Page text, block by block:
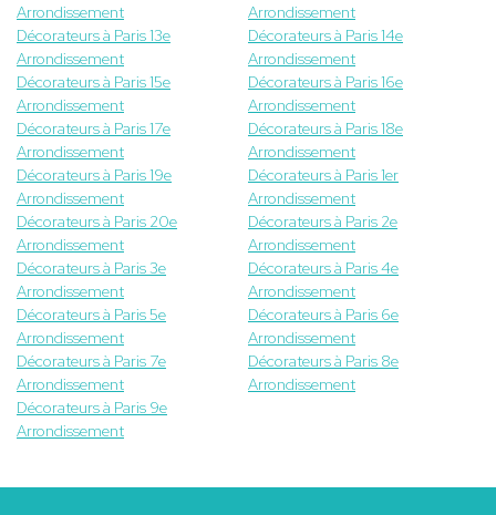
Arrondissement
Arrondissement
Décorateurs à Paris 13e
Arrondissement
Décorateurs à Paris 14e
Arrondissement
Décorateurs à Paris 15e
Arrondissement
Décorateurs à Paris 16e
Arrondissement
Décorateurs à Paris 17e
Arrondissement
Décorateurs à Paris 18e
Arrondissement
Décorateurs à Paris 19e
Arrondissement
Décorateurs à Paris 1er
Arrondissement
Décorateurs à Paris 20e
Arrondissement
Décorateurs à Paris 2e
Arrondissement
Décorateurs à Paris 3e
Arrondissement
Décorateurs à Paris 4e
Arrondissement
Décorateurs à Paris 5e
Arrondissement
Décorateurs à Paris 6e
Arrondissement
Décorateurs à Paris 7e
Arrondissement
Décorateurs à Paris 8e
Arrondissement
Décorateurs à Paris 9e
Arrondissement